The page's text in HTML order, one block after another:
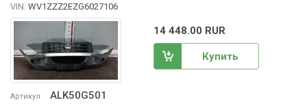
Артикул ALK50G501
VIN: WV1ZZZ2EZG6027106
14 448.00 RUR
Купить